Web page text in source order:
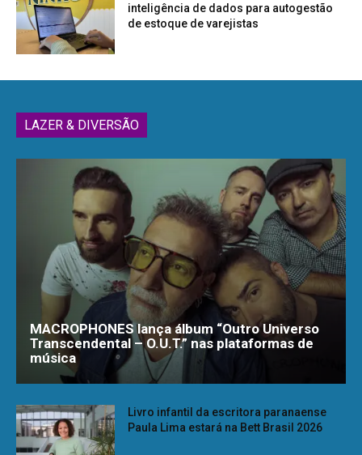
inteligência de dados para autogestão
de estoque de varejistas
LAZER & DIVERSÃO
MACROPHONES lança álbum “Outro Universo
Transcendental – O.U.T.” nas plataformas de
música
Livro infantil da escritora paranaense
Paula Lima estará na Bett Brasil 2026